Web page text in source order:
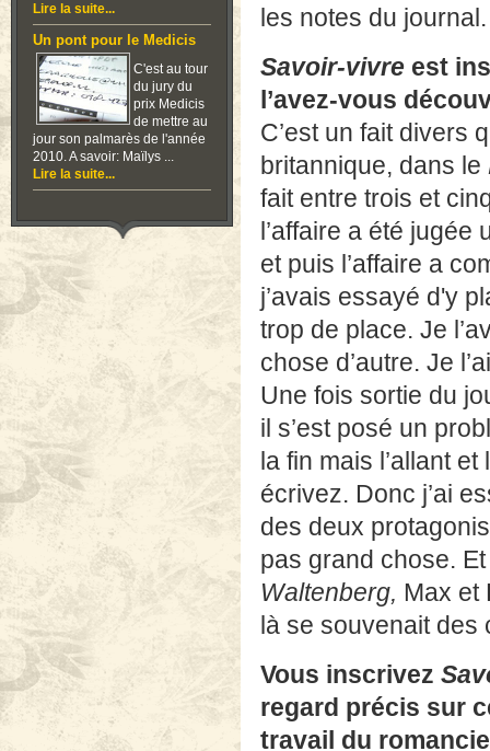
Lire la suite...
Un pont pour le Medicis
C'est au tour
du jury du
prix Medicis
de mettre au
jour son palmarès de l'année
2010. A savoir: Maïlys ...
Lire la suite...
les notes du journal.
Savoir-vivre est
l’avez-vous
C’est un fait divers
britannique, dans le
fait entre trois et
l’affaire a été
et puis l’affaire a
j’avais essayé d'y
trop de place. Je
chose d’autre. Je
Une fois sortie du
il s’est posé un
la fin mais l’allant
écrivez. Donc j’ai
des deux
pas grand chose.
Waltenberg, Max et
là se souvenait des
Vous inscrivez
regard précis sur
travail du